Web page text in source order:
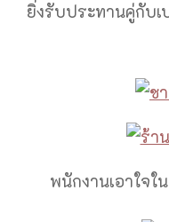
ยิ่งรับประทานคู่กับเ
พนักงานเอาใจใ